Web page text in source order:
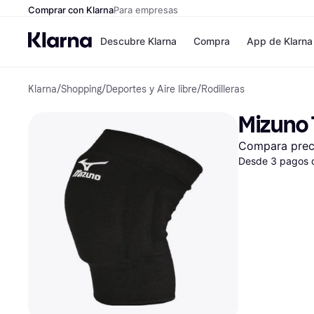
Comprar con KlarnaPara empresas
Descubre Klarna
Formas de pago
Paga ahora
Paga en 3 plazos
Paga en 30 días
Financiación
Compra
Tiendas
Shein
Zalando
Zara
JD Sports
App de Klarna
Klarna/Shopping/Deportes y Aire libre/Rodilleras
Mizuno
Compara
Desde 3 pagos